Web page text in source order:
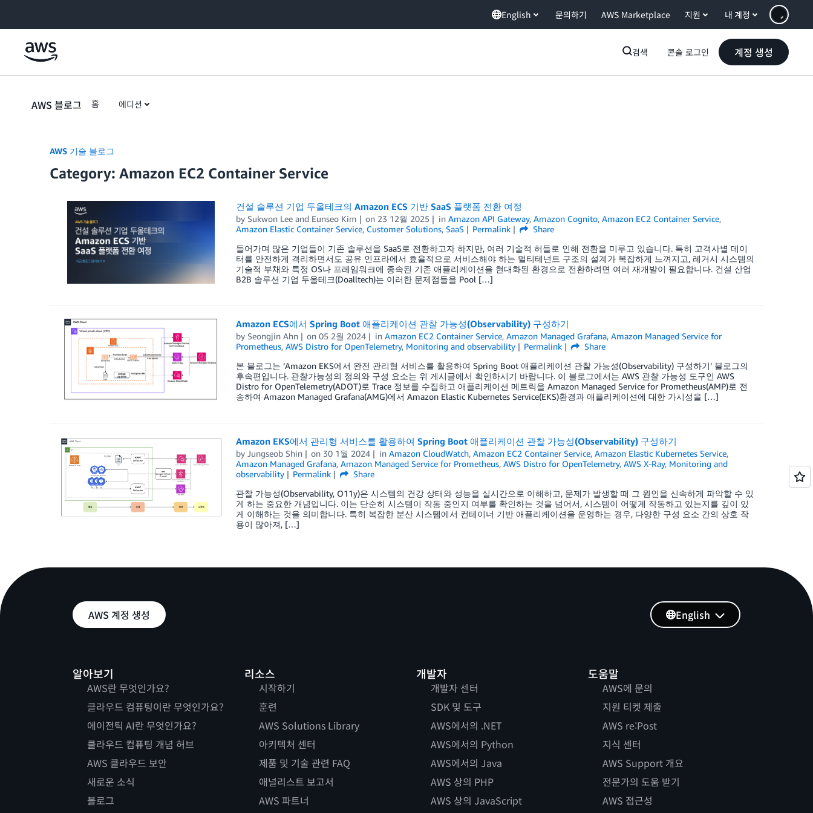
English 문의하기 AWS Marketplace 지원 내 계정
검색 콘솔 로그인 계정 생성
AWS 블로그 홈 에디션
AWS 기술 블로그
Category: Amazon EC2 Container Service
건설 솔루션 기업 두올테크의 Amazon ECS 기반 SaaS 플랫폼 전환 여정
by Sukwon Leeand Eunseo Kim on 23 12월 2025 inAmazon API Gateway,Amazon Cognito,Amazon EC2 Container Service,
Amazon Elastic Container Service, Customer Solutions, SaaS Permalink
Share
들어가며 많은 기업들이 기존 솔루션을 SaaS로 전환하고자 하지만, 여러 기술적 허들로 인해 전환을 미루고 있습니다. 특히 고객사별 데이
터를 안전하게 격리하면서도 공유 인프라에서 효율적으로 서비스해야 하는 멀티테넌트 구조의 설계가 복잡하게 느껴지고, 레거시 시스템의
기술적 부채와 특정 OS나 프레임워크에 종속된 기존 애플리케이션을 현대화된 환경으로 전환하려면 여러 재개발이 필요합니다. 건설 산업
B2B 솔루션 기업 두올테크(Doalltech)는 이러한 문제점들을 Pool […]
Amazon ECS에서 Spring Boot 애플리케이션 관찰 가능성(Observability) 구성하기
by Seongjin Ahn on05 2월 2024 inAmazon EC2 Container Service,Amazon Managed Grafana,Amazon Managed Service for
Prometheus, AWS Distro for OpenTelemetry, Monitoring and observability Permalink
Share
본 블로그는 ‘Amazon EKS에서 완전 관리형 서비스를 활용하여 Spring Boot 애플리케이션 관찰 가능성(Observability) 구성하기’ 블로그의
후속편입니다. 관찰가능성의 정의와 구성 요소는 위 게시글에서 확인하시기 바랍니다. 이 블로그에서는 AWS 관찰 가능성 도구인 AWS
Distro for OpenTelemetry(ADOT)로 Trace 정보를 수집하고 애플리케이션 메트릭을 Amazon Managed Service for Prometheus(AMP)로 전
송하여 Amazon Managed Grafana(AMG)에서 Amazon Elastic Kubernetes Service(EKS)환경과 애플리케이션에 대한 가시성을 […]
Amazon EKS에서 관리형 서비스를 활용하여 Spring Boot 애플리케이션 관찰 가능성(Observability) 구성하기
by Jungseob Shin on 30 1월 2024 inAmazon CloudWatch,Amazon EC2 Container Service,Amazon Elastic Kubernetes Service,
Amazon Managed Grafana, Amazon Managed Service for Prometheus, AWS Distro for OpenTelemetry, AWS X-Ray, Monitoring and
observability
Permalink
Share
관찰 가능성(Observability, O11y)은 시스템의 건강 상태와 성능을 실시간으로 이해하고, 문제가 발생할 때 그 원인을 신속하게 파악할 수 있
게 하는 중요한 개념입니다. 이는 단순히 시스템이 작동 중인지 여부를 확인하는 것을 넘어서, 시스템이 어떻게 작동하고 있는지를 깊이 있
게 이해하는 것을 의미합니다. 특히 복잡한 분산 시스템에서 컨테이너 기반 애플리케이션을 운영하는 경우, 다양한 구성 요소 간의 상호 작
용이 많아져, […]
AWS 계정 생성
알아보기
AWS란 무엇인가요?
클라우드 컴퓨팅이란 무엇인가요?
에이전틱 AI란 무엇인가요?
클라우드 컴퓨팅 개념 허브
AWS 클라우드 보안
새로운 소식
블로그
리소스
시작하기
훈련
AWS Solutions Library
아키텍처 센터
제품 및 기술 관련 FAQ
애널리스트 보고서
AWS 파트너
개발자
개발자 센터
SDK 및 도구
AWS에서의 .NET
AWS에서의 Python
AWS에서의 Java
AWS 상의 PHP
AWS 상의 JavaScript
도움말
AWS에 문의
지원 티켓 제출
AWS re:Post
지식 센터
AWS Support 개요
전문가의 도움 받기
AWS 접근성
English